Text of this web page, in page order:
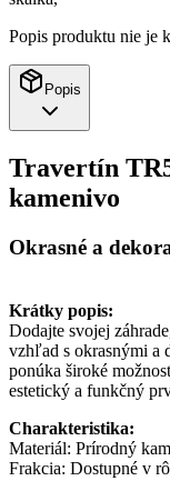
Popis produktu nie je
Popis
Travertín
kamenivo
Okrasné a
Krátky popis:
Dodajte svojej
vzhľad s okrasnými a
ponúka široké
estetický a funkčný
Charakteristika:
Materiál: Prírodný
Frakcia: Dostupné v